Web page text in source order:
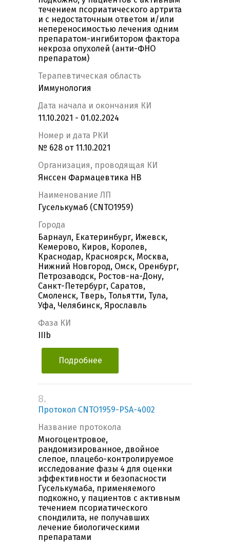
течением псориатического артрита
и с недостаточным ответом и/или
непереносимостью лечения одним
препаратом-ингибитором фактора
некроза опухолей (анти-ФНО
препаратом)
Терапевтическая область
Иммунология
Дата начала и окончания КИ
11.10.2021 - 01.02.2024
Номер и дата РКИ
№ 628 от 11.10.2021
Организация, проводящая КИ
Янссен Фармацевтика НВ
Наименование ЛП
Гуселькумаб (CNTO1959)
Города
Барнаул, Екатеринбург, Ижевск,
Кемерово, Киров, Королев,
Краснодар, Красноярск, Москва,
Нижний Новгород, Омск, Оренбург,
Петрозаводск, Ростов-на-Дону,
Санкт-Петербург, Саратов,
Смоленск, Тверь, Тольятти, Тула,
Уфа, Челябинск, Ярославль
Фаза КИ
IIIb
Подробнее
8.
Протокол CNTO1959-PSA-4002
Название протокола
Многоцентровое,
рандомизированное, двойное
слепое, плацебо-контролируемое
исследование фазы 4 для оценки
эффективности и безопасности
Гуселькумаба, применяемого
подкожно, у пациентов с активным
течением псориатического
спондилита, не получавших
лечение биологическими
препаратами